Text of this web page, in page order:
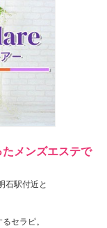
メンズエステで
石駅付近と
セラピ。